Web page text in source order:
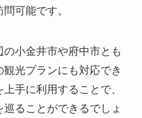
可能です。
小金井市や府中市とも
光プランにも対応でき
手に利用することで、
ることができるでしょ